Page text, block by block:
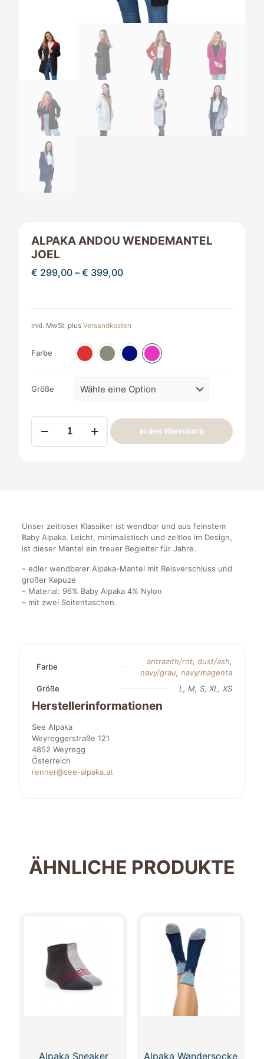
ALPAKA ANDOU WENDEMANTEL
JOEL
€ 299,00 – € 399,00
inkl. MwSt. plus Versandkosten
Farbe
Größe
Alpaka
Andou
Wendemantel
in den Warenkorb
Unser zeitloser Klassiker ist wendbar und aus feinstem
Baby Alpaka. Leicht, minimalistisch und zeitlos im Design,
ist dieser Mantel ein treuer Begleiter für Jahre.
– edler wendbarer Alpaka-Mantel mit Reisverschluss und
großer Kapuze
– Material: 96% Baby Alpaka 4% Nylon
– mit zwei Seitentaschen
Farbe
antrazith/rot, dust/ash,
navy/grau, navy/magenta
Größe
L, M, S, XL, XS
Herstellerinformationen
See Alpaka
Weyreggerstraße 121
4852 Weyregg
Österreich
renner@see-alpaka.at
ÄHNLICHE PRODUKTE
Alpaka Sneaker Alpaka Wandersocke